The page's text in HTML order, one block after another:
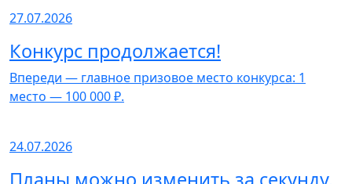
27.07.2026
Конкурс продолжается!
Впереди — главное призовое место конкурса: 1
место — 100 000 ₽.
24.07.2026